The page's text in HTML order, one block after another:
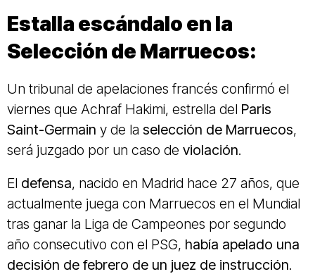
Estalla escándalo en la
Selección de Marruecos:
Un tribunal de apelaciones francés confirmó el
viernes que Achraf Hakimi, estrella del Paris
Saint-Germain y de la selección de Marruecos,
será juzgado por un caso de violación.
El defensa, nacido en Madrid hace 27 años, que
actualmente juega con Marruecos en el Mundial
tras ganar la Liga de Campeones por segundo
año consecutivo con el PSG, había apelado una
decisión de febrero de un juez de instrucción.